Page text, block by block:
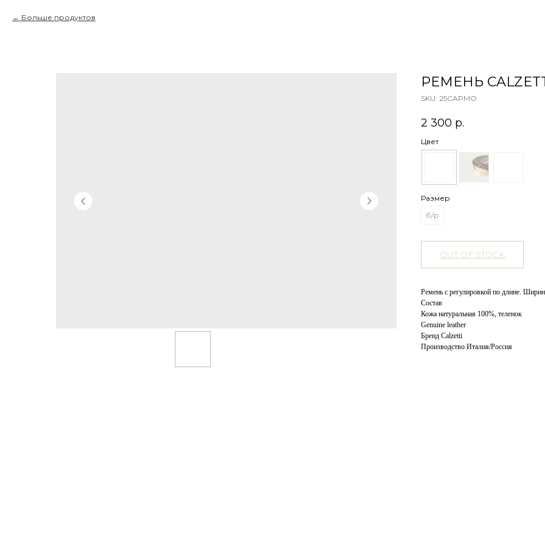
Больше продуктов
РЕМЕНЬ
SKU: 25CAPMO
2 300 р.
Цвет
Размер
б/р
OUT OF STOCK
Ремень с регулировкой по длине.
Состав
Кожа натуральная 100%, теленок
Genuine leather
Бренд Calzetti
Производство Италия/Россия